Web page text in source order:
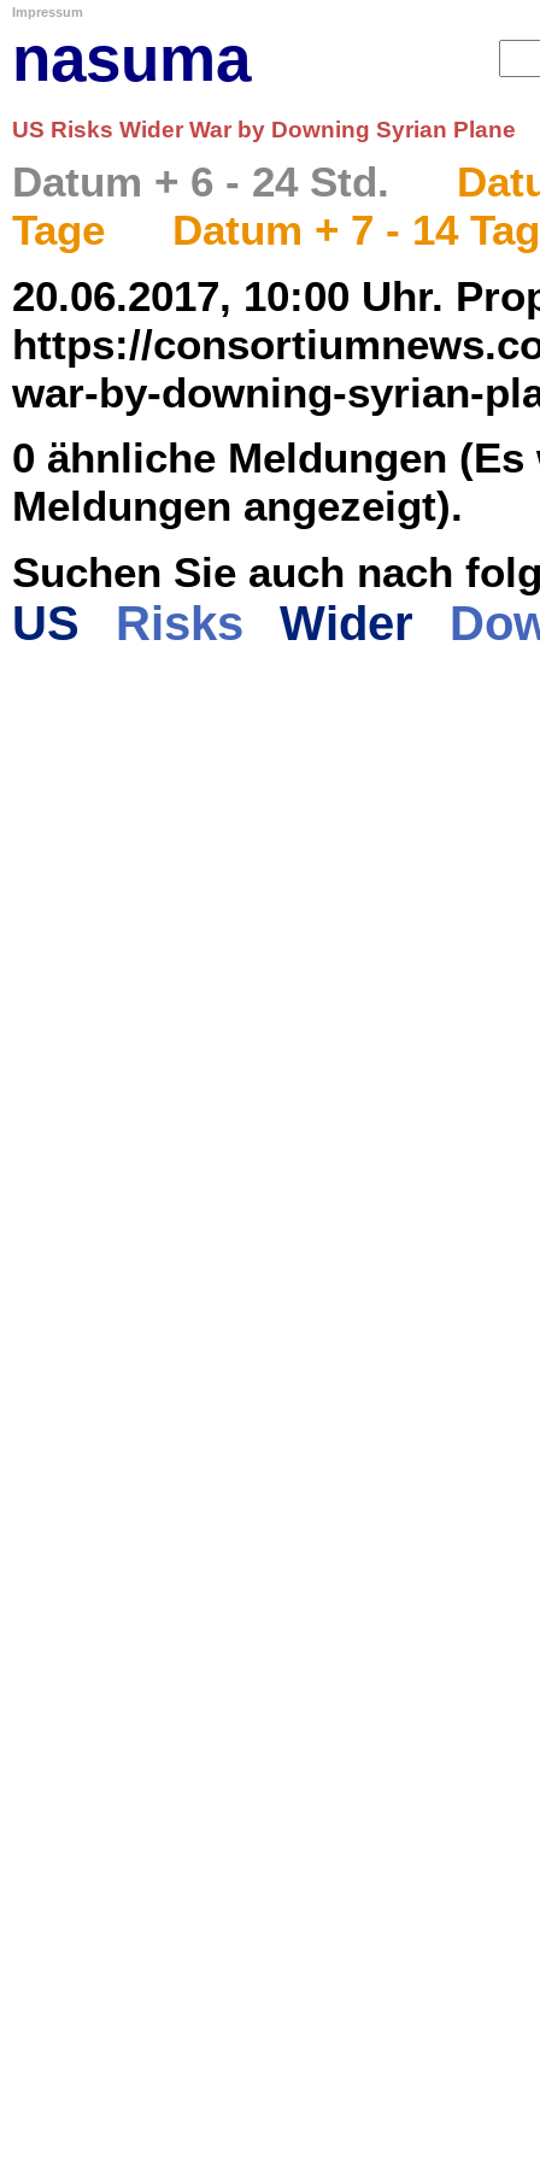
Impressum
nasuma
US Risks Wider War by Downing Syrian Plane
Datum + 6 - 24 Std.
Tage
Datum + 7 - 14
20.06.2017, 10:00 Uhr.
https://
war-by-downing-syrian-
0 ähnliche Meldungen
Meldungen angezeigt).
Suchen Sie auch nach
US Risks Wider